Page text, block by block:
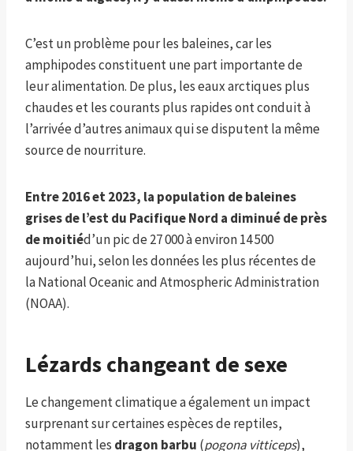
C’est un problème pour les baleines, car les
amphipodes constituent une part importante de
leur alimentation. De plus, les eaux arctiques plus
chaudes et les courants plus rapides ont conduit à
l’arrivée d’autres animaux qui se disputent la même
source de nourriture.
Entre 2016 et 2023, la population de baleines
grises de l’est du Pacifique Nord a diminué de près
de moitiéd’un pic de 27 000 à environ 14 500
aujourd’hui, selon les données les plus récentes de
la National Oceanic and Atmospheric Administration
(NOAA).
Lézards changeant de sexe
Le changement climatique a également un impact
surprenant sur certaines espèces de reptiles,
notamment les dragon barbu (pogona vitticeps),